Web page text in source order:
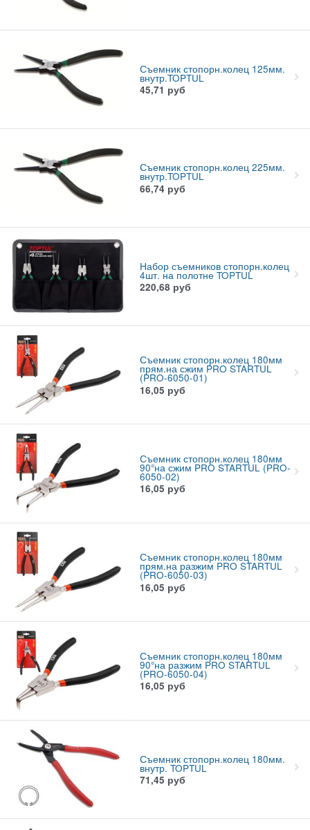
Съемник стопорн.колец 125мм.
внутр.TOPTUL
45,71 руб
Съемник стопорн.колец 225мм.
внутр.TOPTUL
66,74 руб
Набор съемников стопорн.колец
4шт. на полотне TOPTUL
220,68 руб
Съемник стопорн.колец 180мм
прям.на сжим PRO STARTUL
(PRO-6050-01)
16,05 руб
Съемник стопорн.колец 180мм
90°на сжим PRO STARTUL (PRO-
6050-02)
16,05 руб
Съемник стопорн.колец 180мм
прям.на разжим PRO STARTUL
(PRO-6050-03)
16,05 руб
Съемник стопорн.колец 180мм
90°на разжим PRO STARTUL
(PRO-6050-04)
16,05 руб
Съемник стопорн.колец 180мм.
внутр. TOPTUL
71,45 руб